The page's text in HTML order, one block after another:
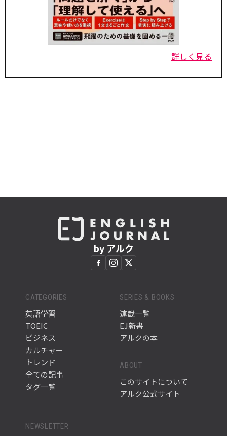
詳しく見る
by アルク
CATEGORIES
英語学習
TOEIC
ビジネス
カルチャー
トレンド
全ての記事
タグ一覧
SERIES & BOOKS
連載一覧
EJ新書
アルクの本
ABOUT
このサイトについて
アルク公式サイト
NEWSLETTER